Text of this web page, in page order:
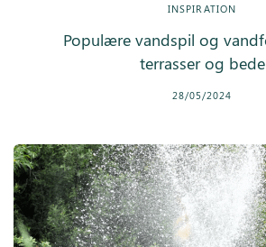
INSPIRATION
Populære vandspil og
terrasser og bede
28/05/2024